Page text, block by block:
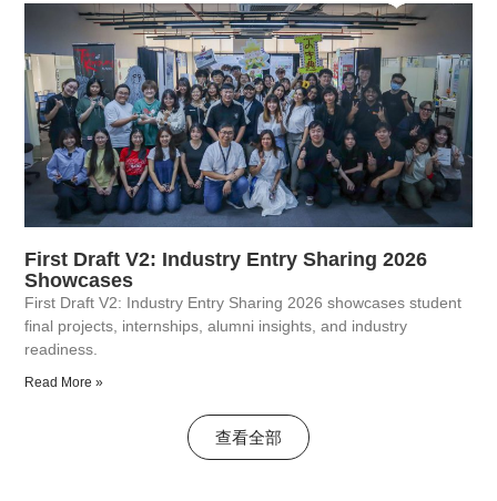
First Draft V2: Industry Entry Sharing 2026
Showcases
First Draft V2: Industry Entry Sharing 2026 showcases student
final projects, internships, alumni insights, and industry
readiness.
Read More »
查看全部